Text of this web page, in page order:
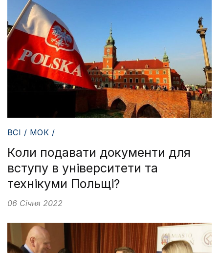
ВСІ / МОК /
Коли подавати документи для
вступу в університети та
технікуми Польщі?
06 Січня 2022